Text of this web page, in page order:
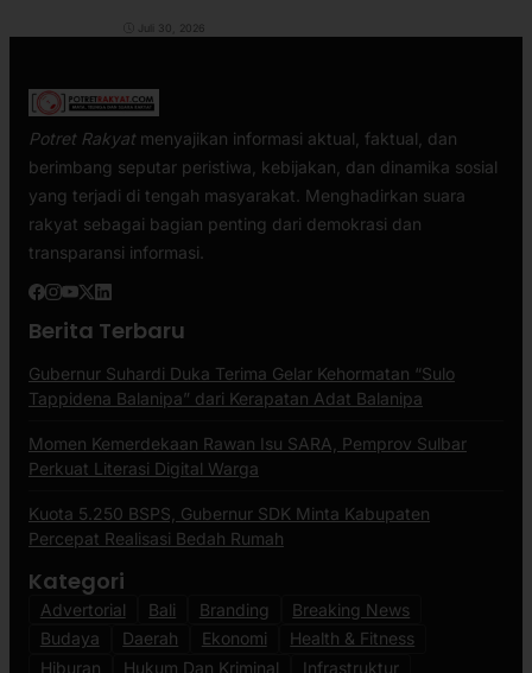
Juli 30, 2026
Potret Rakyatmenyajikan informasi aktual, faktual, dan
berimbang seputar peristiwa, kebijakan, dan dinamika sosial
yang terjadi di tengah masyarakat. Menghadirkan suara
rakyat sebagai bagian penting dari demokrasi dan
transparansi informasi.
Berita Terbaru
Gubernur Suhardi Duka Terima Gelar Kehormatan “Sulo
Tappidena Balanipa” dari Kerapatan Adat Balanipa
Momen Kemerdekaan Rawan Isu SARA, Pemprov Sulbar
Perkuat Literasi Digital Warga
Kuota 5.250 BSPS, Gubernur SDK Minta Kabupaten
Percepat Realisasi Bedah Rumah
Kategori
Advertorial Bali Branding
Breaking News
Budaya
Daerah Ekonomi
Health & Fitness
Hiburan
Hukum Dan Kriminal Infrastruktur